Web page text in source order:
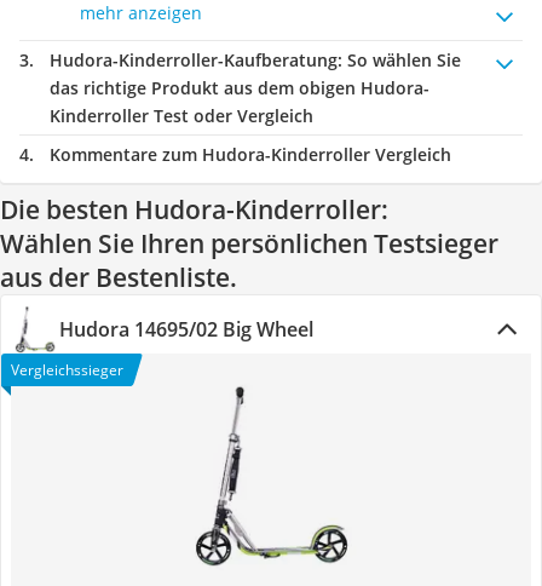
mehr anzeigen
Hudora-Kinderroller-Kaufberatung: So wählen Sie
das richtige Produkt aus dem obigen Hudora-
Kinderroller Test oder Vergleich
Kommentare zum Hudora-Kinderroller Vergleich
Die besten Hudora-Kinderroller:
Wählen Sie Ihren persönlichen Testsieger
aus der Bestenliste.
Hudora 14695/02 Big Wheel
Vergleichssieger